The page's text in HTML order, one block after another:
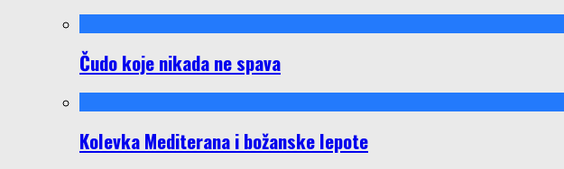
Čudo koje nikada ne spava
Kolevka Mediterana i božanske lepote